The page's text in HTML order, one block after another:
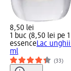
8,50 lei
1 buc (8,50 lei pe
essenceLac
ml
(33)